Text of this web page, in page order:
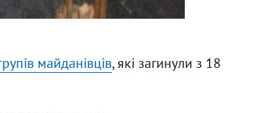
майданівців, які загинули з 18